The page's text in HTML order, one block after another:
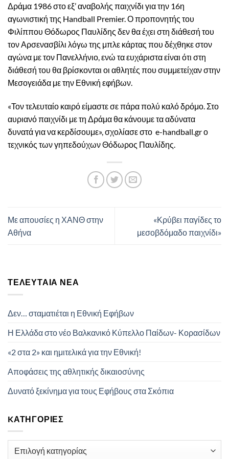
Δράμα 1986 στο εξ’ αναβολής παιχνίδι για την 16η
αγωνιστική της Handball Premier. Ο προπονητής του
Φιλίππου Θόδωρος Παυλίδης δεν θα έχει στη διάθεσή του
τον Αρσενασβίλι λόγω της μπλε κάρτας που δέχθηκε στον
αγώνα με τον Πανελλήνιο, ενώ τα ευχάριστα είναι ότι στη
διάθεσή του θα βρίσκονται οι αθλητές που συμμετείχαν στην
Μεσογειάδα με την Εθνική εφήβων.
«Τον τελευταίο καιρό είμαστε σε πάρα πολύ καλό δρόμο. Στο
αυριανό παιχνίδι με τη Δράμα θα κάνουμε τα αδύνατα
δυνατά για να κερδίσουμε», σχολίασε στο e-handball.gr ο
τεχνικός των γηπεδούχων Θόδωρος Παυλίδης.
Με απουσίες η ΧΑΝΘ στην
Αθήνα
«Κρύβει παγίδες το
μεσοβδόμαδο παιχνίδι»
ΤΕΛΕΥΤΑΊΑ ΝΈΑ
Δεν… σταματιέται η Εθνική Εφήβων
Η Ελλάδα στο νέο Βαλκανικό Κύπελλο Παίδων- Κορασίδων
«2 στα 2» και ημιτελικά για την Εθνική!
Αποφάσεις της αθλητικής δικαιοσύνης
Δυνατό ξεκίνημα για τους Εφήβους στα Σκόπια
KΑΤΗΓΟΡΊΕΣ
Kατηγορίες